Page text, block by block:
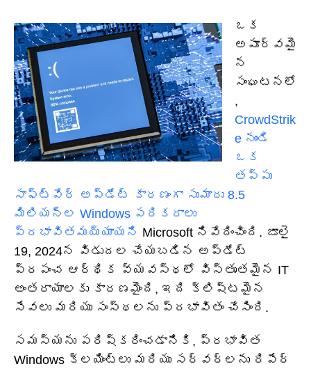
ఒక
అపూర్వమై
న
సంఘటనలో
,
CrowdStrik
e నుండి
ఒక
తప్పు
సాఫ్ట్‌వేర్ అప్‌డేట్ కారణంగా సుమారు 8.5
మిలియన్ల Windows పరికరాలు
ప్రభావితమయ్యాయని Microsoft నివేదించింది. జూలై
19, 2024న విడుదల చేయబడిన అప్‌డేట్
ప్రపంచ ఆర్థిక వ్యవస్థలో విస్తృతమైన IT
అంతరాయాలకు కారణమైంది, ఇది క్లిష్టమైన
సేవలు మరియు సంస్థలను ప్రభావితం చేసింది.
సమస్యను పరిష్కరించడానికి, ప్రభావిత
Windows క్లయింట్‌లు మరియు సర్వర్‌లను రిపేర్